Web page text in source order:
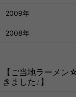
【ご当地ラーメ
きました♪】
2009年
2008年